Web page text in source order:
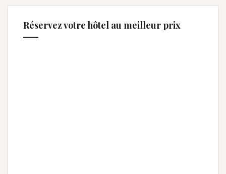
Réservez votre hôtel au meilleur prix